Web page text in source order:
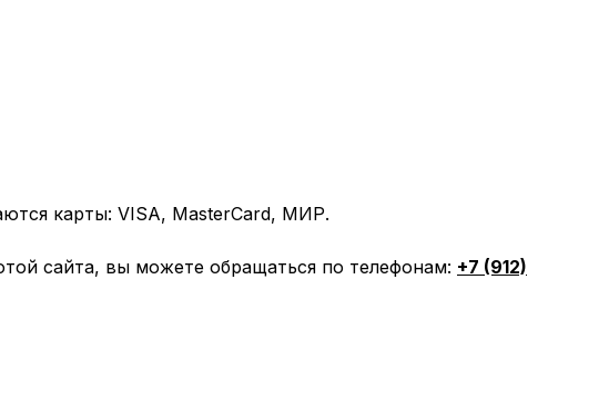
карты: VISA, MasterCard, МИР.
сайта, вы можете обращаться по телефонам: +7 (912)